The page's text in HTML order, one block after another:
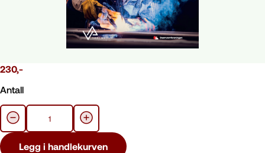
230,-
Antall
Legg i handlekurven